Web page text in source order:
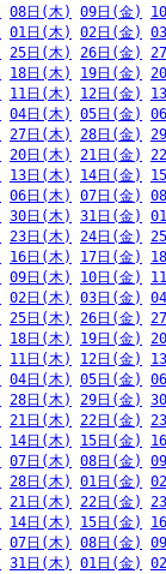
08日(木) 09日(金)
01日(木) 02日(金)
25日(木) 26日(金)
18日(木) 19日(金)
11日(木) 12日(金)
04日(木) 05日(金)
27日(木) 28日(金)
20日(木) 21日(金)
13日(木) 14日(金)
06日(木) 07日(金)
30日(木) 31日(金)
23日(木) 24日(金)
16日(木) 17日(金)
09日(木) 10日(金)
02日(木) 03日(金)
25日(木) 26日(金)
18日(木) 19日(金)
11日(木) 12日(金)
04日(木) 05日(金)
28日(木) 29日(金)
21日(木) 22日(金)
14日(木) 15日(金)
07日(木) 08日(金)
28日(木) 01日(金)
21日(木) 22日(金)
14日(木) 15日(金)
07日(木) 08日(金)
31日(木) 01日(金)